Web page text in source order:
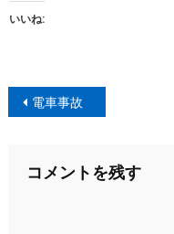
いいね:
投
稿
ビ
電車事故
コメントを残す